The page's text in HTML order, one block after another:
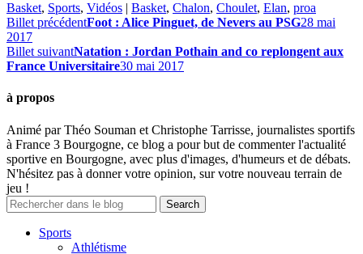
Basket, Sports, Vidéos | Basket, Chalon, Choulet, Elan, proa
Billet précédentFoot : Alice Pinguet, de Nevers au PSG28 mai
2017
Billet suivantNatation : Jordan Pothain and co replongent aux
France Universitaire30 mai 2017
à propos
Animé par Théo Souman et Christophe Tarrisse, journalistes sportifs
à France 3 Bourgogne, ce blog a pour but de commenter l'actualité
sportive en Bourgogne, avec plus d'images, d'humeurs et de débats.
N'hésitez pas à donner votre opinion, sur votre nouveau terrain de
jeu !
Sports
Athlétisme